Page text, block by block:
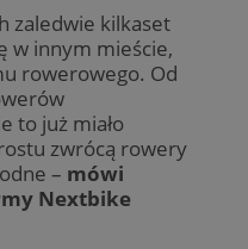
zaledwie kilkaset
w innym mieście,
rowerowego. Od
to już miało
zwrócą rowery
– mówi
Nextbike